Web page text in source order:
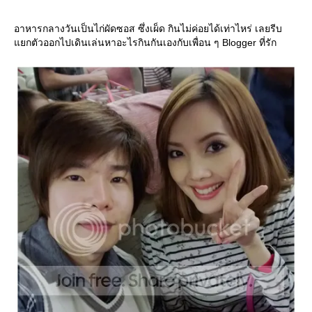
อาหารกลางวันเป็นไก่ผัดซอส ซึ่งเผ็ด กินไม่ค่อยได้เท่าไหร่ เลยรีบ
กตัวออกไปเดินเล่นหาอะไรกินกันเองกับเพื่อน ๆ Blogger ที่รัก